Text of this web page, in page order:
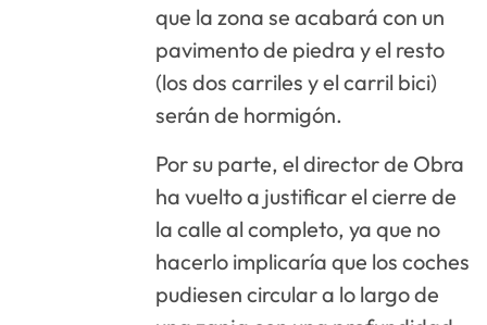
que la zona se acabará con un
pavimento de piedra y el resto
(los dos carriles y el carril bici)
serán de hormigón.
Por su parte, el director de Obra
ha vuelto a justificar el cierre de
la calle al completo, ya que no
hacerlo implicaría que los coches
pudiesen circular a lo largo de